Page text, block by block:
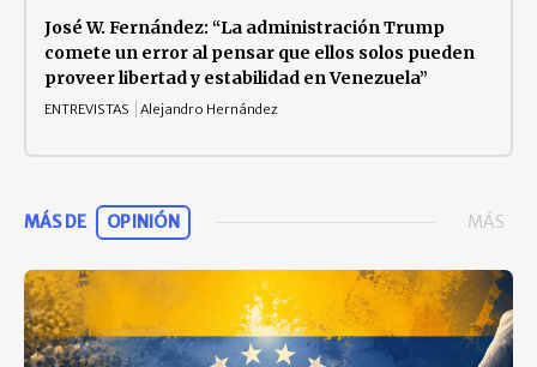
José W. Fernández: “La administración Trump
comete un error al pensar que ellos solos pueden
proveer libertad y estabilidad en Venezuela”
ENTREVISTAS Alejandro Hernández
MÁS DE OPINIÓN MÁS